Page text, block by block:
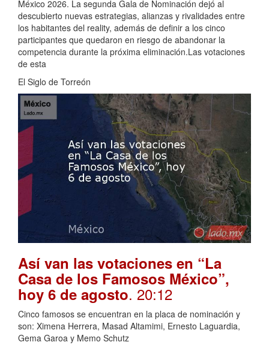
México 2026. La segunda Gala de Nominación dejó al
descubierto nuevas estrategias, alianzas y rivalidades entre
los habitantes del reality, además de definir a los cinco
participantes que quedaron en riesgo de abandonar la
competencia durante la próxima eliminación.Las votaciones
de esta
El Siglo de Torreón
Así van las votaciones en “La
Casa de los Famosos México”,
hoy 6 de agosto. 20:12
Cinco famosos se encuentran en la placa de nominación y
son: Ximena Herrera, Masad Altamimi, Ernesto Laguardia,
Gema Garoa y Memo Schutz